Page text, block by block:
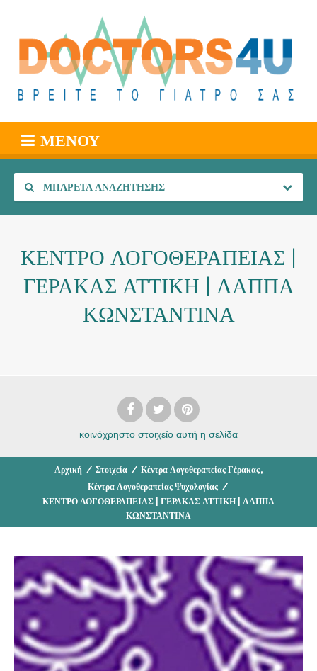
ΜΕΝΟΎ
ΜΠΑΡΈΤΑ ΑΝΑΖΉΤΗΣΗΣ
ΚΕΝΤΡΟ ΛΟΓΟΘΕΡΑΠΕΙΑΣ |
ΓΕΡΑΚΑΣ ΑΤΤΙΚΗ | ΛΑΠΠΑ
ΚΩΝΣΤΑΝΤΙΝΑ
κοινόχρηστο στοιχείο αυτή η σελίδα
Αρχική / Στοιχεία / Κέντρα Λογοθεραπείας Γέρακας,
Κέντρα Λογοθεραπείας Ψυχολογίας /
ΚΕΝΤΡΟ ΛΟΓΟΘΕΡΑΠΕΙΑΣ | ΓΕΡΑΚΑΣ ΑΤΤΙΚΗ | ΛΑΠΠΑ
ΚΩΝΣΤΑΝΤΙΝΑ